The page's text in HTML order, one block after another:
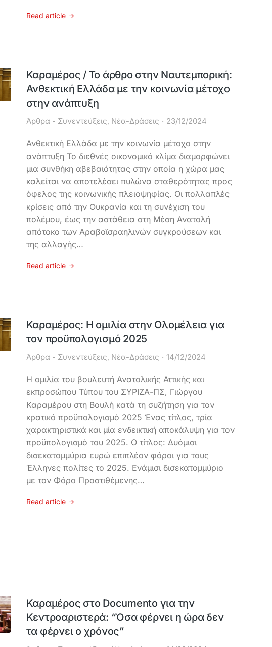
Read article
Καραμέρος / Το άρθρο στην Ναυτεμπορική:
Ανθεκτική Ελλάδα με την κοινωνία μέτοχο
στην ανάπτυξη
Άρθρα - Συνεντεύξεις, Νέα-Δράσεις 23/12/2024
Ανθεκτική Ελλάδα με την κοινωνία μέτοχο στην
ανάπτυξη Το διεθνές οικονομικό κλίμα διαμορφώνει
μια συνθήκη αβεβαιότητας στην οποία η χώρα μας
καλείται να αποτελέσει πυλώνα σταθερότητας προς
όφελος της κοινωνικής πλειοψηφίας. Οι πολλαπλές
κρίσεις από την Ουκρανία και τη συνέχιση του
πολέμου, έως την αστάθεια στη Μέση Ανατολή
απότοκο των Αραβοϊσραηλινών συγκρούσεων και
της αλλαγής…
Read article
Καραμέρος: Η ομιλία στην Ολομέλεια για
τον προϋπολογισμό 2025
Άρθρα - Συνεντεύξεις, Νέα-Δράσεις 14/12/2024
Η ομιλία του βουλευτή Ανατολικής Αττικής και
εκπροσώπου Τύπου του ΣΥΡΙΖΑ-ΠΣ, Γιώργου
Καραμέρου στη Βουλή κατά τη συζήτηση για τον
κρατικό προϋπολογισμό 2025 Ένας τίτλος, τρία
χαρακτηριστικά και μία ενδεικτική αποκάλυψη για τον
προϋπολογισμό του 2025. Ο τίτλος: Δυόμισι
δισεκατομμύρια ευρώ επιπλέον φόροι για τους
Έλληνες πολίτες το 2025. Ενάμισι δισεκατομμύριο
με τον Φόρο Προστιθέμενης…
Read article
Καραμέρος στο Documento για την
Κεντροαριστερά: “Όσα φέρνει η ώρα δεν
τα φέρνει ο χρόνος”